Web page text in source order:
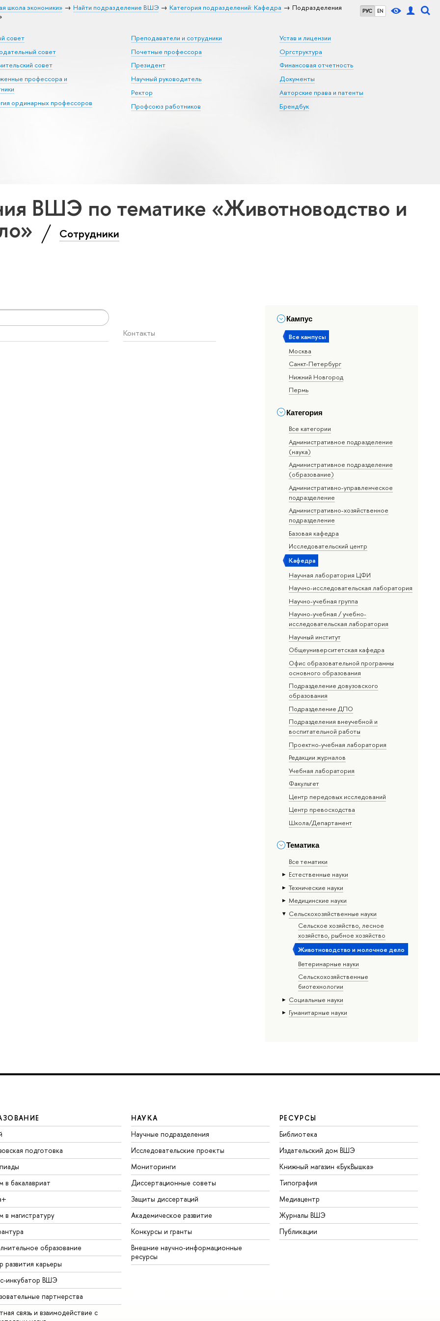
РУС EN
школа экономики» Найти подразделение ВШЭ Категория подразделений: Кафедра
Подразделения
совет
совет
совет
профессора и
ординарных профессоров
Преподаватели и сотрудники
Почетные профессора
Президент
Научный руководитель
Ректор
Профсоюз работников
Устав и лицензии
Оргструктура
Финансовая отчетность
Документы
Авторские права и патенты
Брендбук
ВШЭ по тематике «Животноводство и
Сотрудники
Кампус
Все кампусы
Москва
Санкт-Петербург
Нижний Новгород
Пермь
Категория
Все категории
Административное подразделение
(наука)
Административное подразделение
(образование)
Административно-управленческое
подразделение
Административно-хозяйственное
подразделение
Базовая кафедра
Исследовательский центр
Кафедра
Научная лаборатория ЦФИ
Научно-исследовательская лаборатория
Научно-учебная группа
Научно-учебная / учебно-
исследовательская лаборатория
Научный институт
Общеуниверситетская кафедра
Офис образовательной программы
основного образования
Подразделение довузовского
образования
Подразделение ДПО
Подразделения внеучебной и
воспитательной работы
Проектно-учебная лаборатория
Редакции журналов
Учебная лаборатория
Факультет
Центр передовых исследований
Центр превосходства
Школа/Департамент
Тематика
Все тематики
Естественные науки
Тех­ничес­кие науки
Медицинские науки
Сельскохозяйственные науки
Сельское хозяйство, лесное
хозяйство, рыбное хозяйство
Животноводство и молочное дело
Ветеринарные науки
Сельскохозяйственные
биотехнологии
Социальные науки
Гуманитарные науки
Контакты
подготовка
в бакалавриат
в магистратуру
образование
развития карьеры
инкубатор ВШЭ
партнерства
связь и взаимодействие с
НАУКА
Научные подразделения
Исследовательские проекты
Мониторинги
Диссертационные советы
Защиты диссертаций
Академическое развитие
Конкурсы и гранты
Внешние научно-информационные
ресурсы
РЕСУРСЫ
Библиотека
Издательский дом ВШЭ
Книжный магазин «БукВышка»
Типография
Медиацентр
Журналы ВШЭ
Публикации